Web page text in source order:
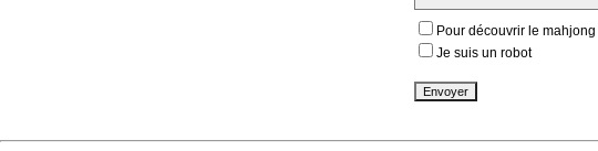
Pour découvrir le
Je suis un robot